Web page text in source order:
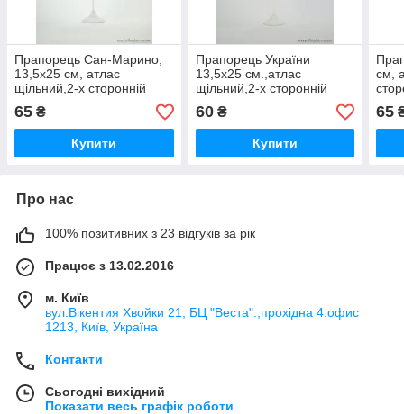
Прапорець Сан-Марино,
13,5х25 см, атлас
щільний,2-х сторонній
65 ₴
Купити
Прапорець України
13,5х25 см.,атлас
щільний,2-х сторонній
60₴
Купити
см,
65
Про нас
100% позитивних з 23 відгуків за рік
Працює з 13.02.2016
м. Київ
вул.Вікентия Хвойки 21, БЦ "Веста".,прохідна 4.офис
1213, Київ, Україна
Контакти
Сьогодні вихідний
Показати весь графік роботи